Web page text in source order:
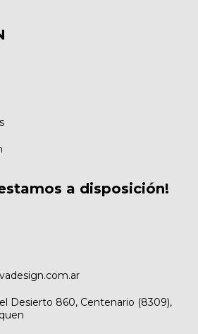
a disposición!
Desierto 860, Centenario (8309),